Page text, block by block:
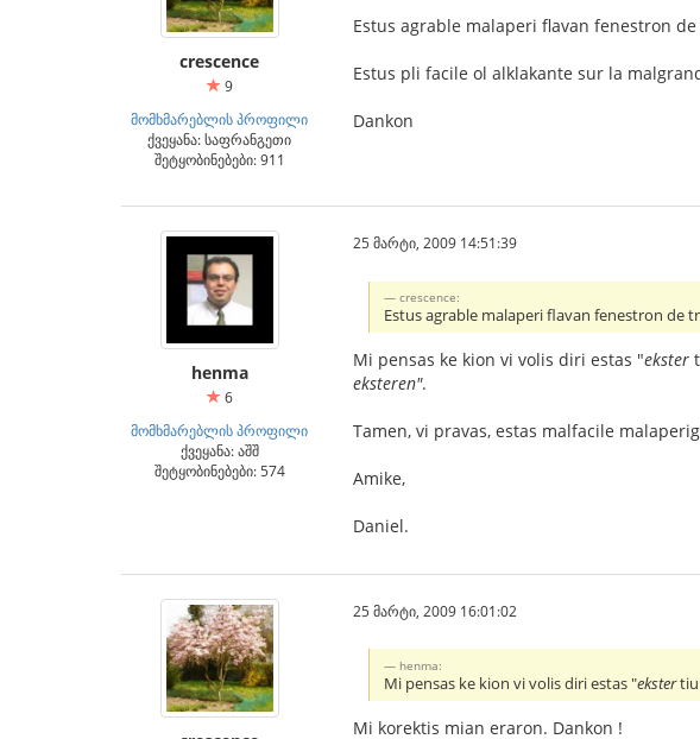
crescence
9
მომხმარებლის პროფილი
ქვეყანა: საფრანგეთი
შეტყობინებები: 911
Estus agrable malaperi flavan fenestron
Estus pli facile ol alklakante sur la
Dankon
henma
6
მომხმარებლის პროფილი
ქვეყანა: აშშ
შეტყობინებები: 574
25 მარტი, 2009 14:51:39
crescence:
Estus agrable malaperi flavan fenestron de
Mi pensas ke kion vi volis diri estas "ekster
eksteren".
Tamen, vi pravas, estas malfacile
Amike,
Daniel.
25 მარტი, 2009 16:01:02
henma:
Mi pensas ke kion vi volis diri estas "ekstertiu
Mi korektis mian eraron. Dankon !